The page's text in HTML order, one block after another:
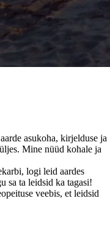
asukoha, kirjelduse ja
Mine nüüd kohale ja
logi leid aardes
sa ta leidsid ka tagasi!
veebis, et leidsid